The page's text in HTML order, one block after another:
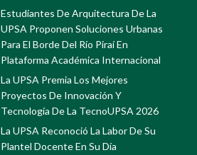
Estudiantes De Arquitectura De La
UPSA Proponen Soluciones Urbanas
Para El Borde Del Río Piraí En
Plataforma Académica Internacional
La UPSA Premia Los Mejores
Proyectos De Innovación Y
Tecnología De La TecnoUPSA 2026
La UPSA Reconoció La Labor De Su
Plantel Docente En Su Día